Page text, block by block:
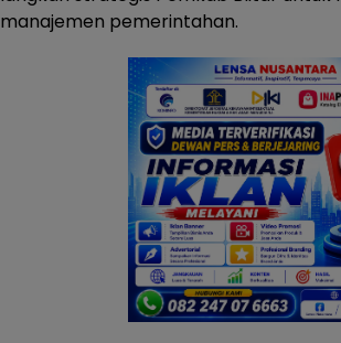
manajemen pemerintahan.